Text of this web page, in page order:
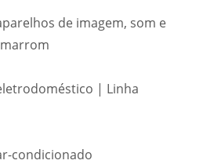
de imagem, som e
| Linha
condicionado